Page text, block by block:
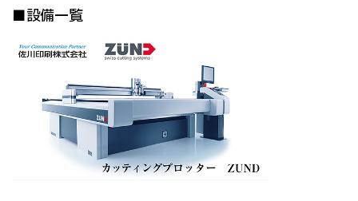
■設備一覧